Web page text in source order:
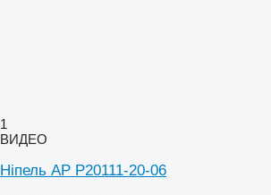
1
ВИДЕО
Ніпель AP P20111-20-06